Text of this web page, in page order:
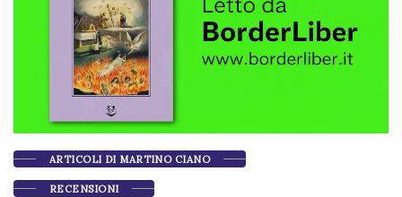
ARTICOLI DI MARTINO CIANO
RECENSIONI